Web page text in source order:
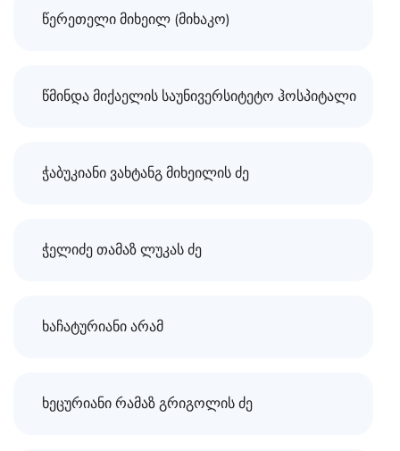
წერეთელი მიხეილ (მიხაკო)
წმინდა მიქაელის საუნივერსიტეტო ჰოსპიტალი
ჭაბუკიანი ვახტანგ მიხეილის ძე
ჭელიძე თამაზ ლუკას ძე
ხაჩატურიანი არამ
ხეცურიანი რამაზ გრიგოლის ძე